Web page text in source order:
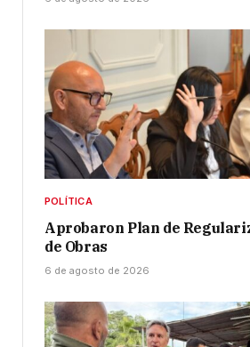
POLÍTICA
Aprobaron Plan de
de Obras
6 de agosto de 2026